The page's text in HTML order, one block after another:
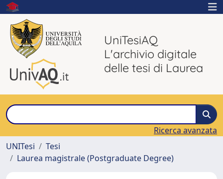
UniTesiAQ
L'archivio digitale
delle tesi di Laurea
Ricerca avanzata
UNITesi
Tesi
Laurea magistrale (Postgraduate Degree)